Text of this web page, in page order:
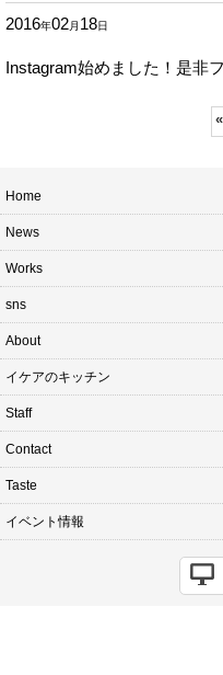
2016年02月 18日
Instagram始めました！是非
«
Home
News
Works
sns
About
イケアのキッチン
Staff
Contact
Taste
イベント情報